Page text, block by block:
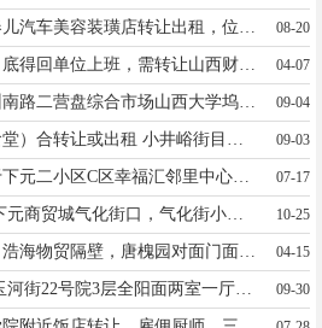
08-20
因本人工作原因，月底得回单位上班，需转让山西财贸职业技术学院，学校食堂窗口，现成的东西和技术，现成的工人，固定的客流，详情致电:15135139742。学校地址：山西省晋中市榆次区榆次区使赵乡社会事务管理中心民航南路26号（太原和榆次交界处） 注:接手后安排3~7天学习，还有一个学期，转包费，加盟费，设备，房租，人工，共计:2万元 04-07
店铺地址小店区并州南路二营盘综合市场山西大学坞城校区餐厅二楼奶茶店转让，因为开几个店忙不过来痛心低价转让，有意者请联系电话13233209514 谢女士，价格面议 09-04
09-03
生鲜店铺转租：位于下元二小区C区幸福汇邻里中心菜市场内，35.8平米，周边住宅区环绕，人流量大。店内水电齐全，货架，冷藏柜，收银机齐全，精装修门店，接手即可营业。带东西或空租都可以，不收取门店装修费。 转介绍成功奖800元红包 电话18635127697 07-17
【旺铺转让】 紧邻下元商贸城气化街口，气化街小学门口、临街卤味店40平米，新店面设备、手续齐全，客流稳定，接手就能营业盈利。 因业务扩展有别的店铺打理，忙不过来，急转让 联系： 13466816380苏先生 18734870510郝女士（可随时看店） 10-25
04-15
房屋转让 万柏林区玉河街22号院3层全阳面两室一厅精装修地暖家具家电全新53平米，旁边是和平医院幼儿园美特好超市，联系电话:13623453306 09-30